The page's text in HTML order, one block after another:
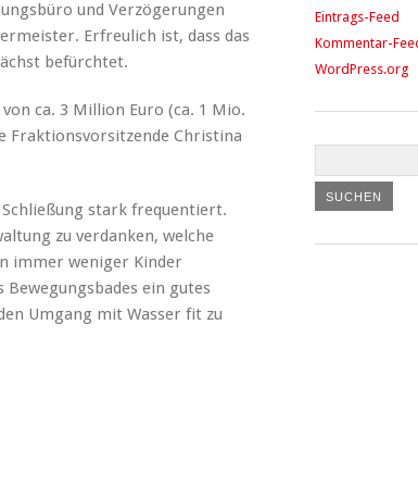
und Verzögerungen
Erfreulich ist, dass das
befürchtet.
ca. 3 Million Euro (ca. 1 Mio.
Fraktionsvorsitzende Christina
stark frequentiert.
zu verdanken, welche
immer weniger Kinder
ein gutes
Umgang mit Wasser fit zu
Eintrags-Feed
Kommentar-
WordPress.org